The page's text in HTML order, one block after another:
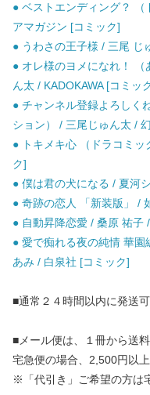
● ベストエンディング？
アマガジン [コミック]
● うわさの王子様 / 三尾 じ
● オレ様のヨメになれ！
ん太 / KADOKAWA [コミッ
● チャンネル登録よろしく
ション） / 三尾じゅん太 /
● トキメキ心 （ドラコミ
ク]
● 僕は君の犬になる / 夏河
● 奇跡の恋人 「新装版」 /
● 自動昇降恋愛 / 桑原 祐子
● 愛で痴れる夜の純情 華
あみ / 白泉社 [コミック]
■通常２４時間以内に発送可
■メール便は、１冊から送料
宅急便の場合、2,500円以上
※「代引き」ご希望の方は